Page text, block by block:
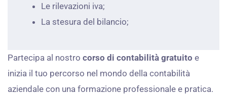
Le rilevazioni iva;
La stesura del bilancio;
Partecipa al nostro corso di contabilità gratuito e
inizia il tuo percorso nel mondo della contabilità
aziendale con una formazione professionale e pratica.